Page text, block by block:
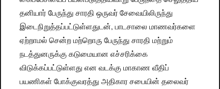
தனியார் பேருந்து சாரதி ஒருவர் சேவையிலிருந்து
இடைநிறுத்தப்பட்டுள்ளதுடன், பாடசாலை மாணவர்களை
ஏற்றாமல் சென்ற மற்றொரு பேருந்து சாரதி மற்றும்
நடத்துனருக்கு கடுமையான எச்சரிக்கை
விடுக்கப்பட்டுள்ளது என வடக்கு மாகாண வீதிப்
பயணிகள் போக்குவரத்து அதிகார சபையின் தலைவர்